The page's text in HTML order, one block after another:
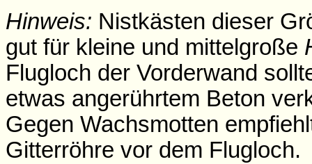
Hinweis: Nistkästen dieser
gut für kleine und mittelgroße
Flugloch der Vorderwand
etwas angerührtem Beton
Gegen Wachsmotten
Gitterröhre vor dem Flugloch.